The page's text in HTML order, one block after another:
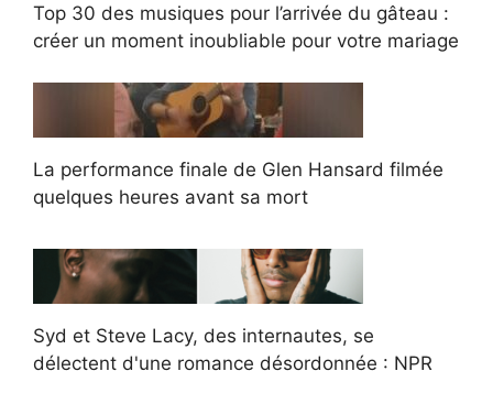
Top 30 des musiques pour l’arrivée du gâteau :
créer un moment inoubliable pour votre mariage
La performance finale de Glen Hansard filmée
quelques heures avant sa mort
Syd et Steve Lacy, des internautes, se
délectent d'une romance désordonnée : NPR